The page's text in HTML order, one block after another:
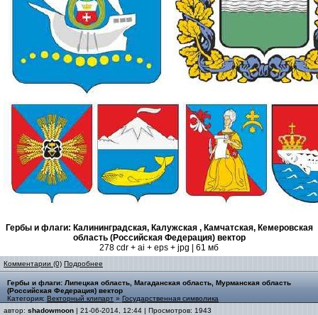
Гербы и флаги: Калининградская, Калужская , Камчатская, Кемеровская
область (Российская Федерация) вектор
278 cdr + ai + eps + jpg | 61 мб
Комментарии (0) Подробнее
Гербы и флаги: Липецкая область, Магаданская область, Мурманская область
(Российская Федерация) вектор
Категория: Векторный клипарт » Государственная символика
автор: shadowmoon | 21-06-2014, 12:44 | Просмотров: 1943